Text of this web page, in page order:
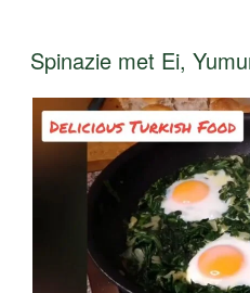
Spinazie met Ei,